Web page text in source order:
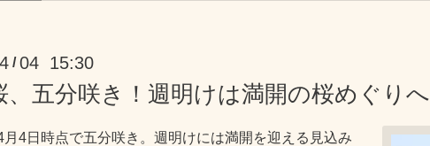
/04 15:30
、五分咲き！週明けは満開の桜めぐりへ
月4日時点で五分咲き。週明けには満開を迎える見込み